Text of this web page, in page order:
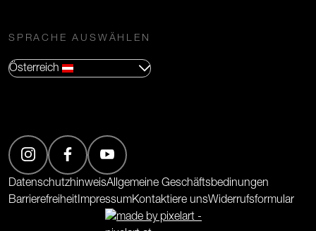
SPRACHE AUSWÄHLEN
Österreich
DatenschutzhinweisAllgemeine Geschäftsbedinungen
Barrierefreiheit ImpressumKontaktiere unsWiderrufsformular
(Öffnet in neuem Tab)
(Öffnet in neuem Tab)
(Öffnet in neuem Tab)